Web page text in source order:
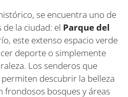
se encuentra uno de
la ciudad: el Parque del
este extenso espacio verde
deporte o simplemente
Los senderos que
descubrir la belleza
frondosos bosques y áreas